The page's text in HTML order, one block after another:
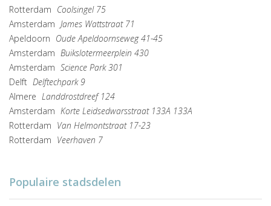
Rotterdam Coolsingel 75
Amsterdam James Wattstraat 71
Apeldoorn Oude Apeldoornseweg 41-45
Amsterdam Buikslotermeerplein 430
Amsterdam Science Park 301
Delft Delftechpark 9
Almere Landdrostdreef 124
Amsterdam Korte Leidsedwarsstraat 133A 133A
Rotterdam Van Helmontstraat 17-23
Rotterdam Veerhaven 7
Populaire stadsdelen